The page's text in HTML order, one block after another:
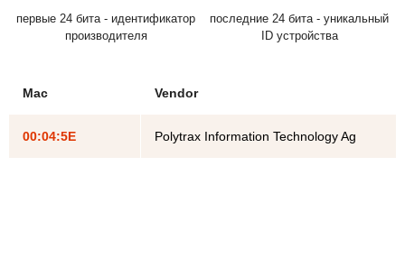
первые 24 бита - идентификатор
производителя
последние 24 бита - уникальный
ID устройства
Mac Vendor
00:04:5E Polytrax Information Technology Ag